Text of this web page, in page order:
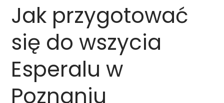
Jak przygotować
się do wszycia
Esperalu w
Poznaniu